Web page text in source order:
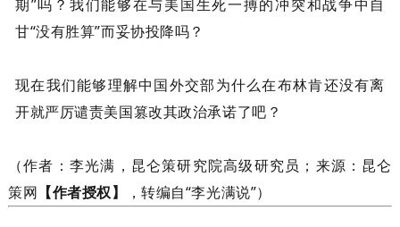
期”吗？我们能够在与美国生死一搏的冲突和战争中自
甘“没有胜算”而妥协投降吗？
现在我们能够理解中国外交部为什么在布林肯还没有离
开就严厉谴责美国篡改其政治承诺了吧？
（作者：李光满，昆仑策研究院高级研究员；来源：昆仑
策网 【作者授权】 ，转编自“李光满说”）